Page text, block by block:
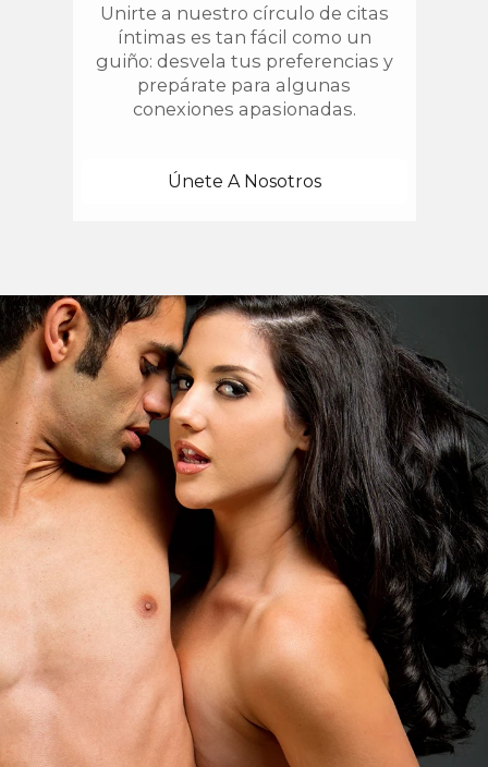
Unirte a nuestro círculo de citas
íntimas es tan fácil como un
guiño: desvela tus preferencias y
prepárate para algunas
conexiones apasionadas.
Únete A Nosotros